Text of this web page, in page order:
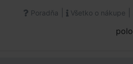
Poradňa Všetko o nákupe